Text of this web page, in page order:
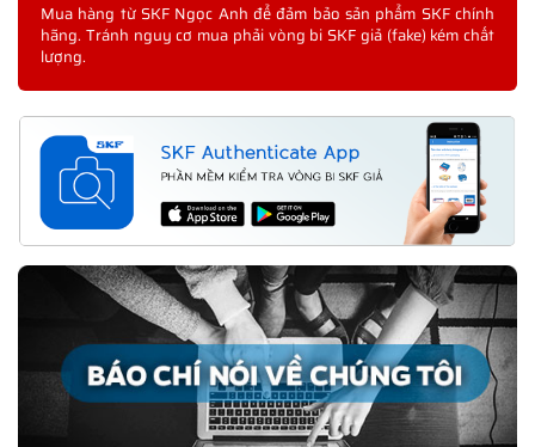
Mua hàng từ SKF Ngọc Anh để đảm bảo sản phẩm SKF chính
hãng. Tránh nguy cơ mua phải vòng bi SKF giả (fake) kém chất
lượng.